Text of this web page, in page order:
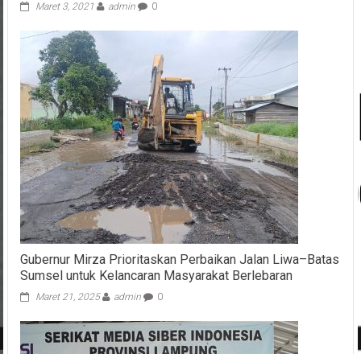
Maret 3, 2021 admin 0
Gubernur Mirza Prioritaskan Perbaikan Jalan Liwa–Batas
Sumsel untuk Kelancaran Masyarakat Berlebaran
Maret 21, 2025 admin 0